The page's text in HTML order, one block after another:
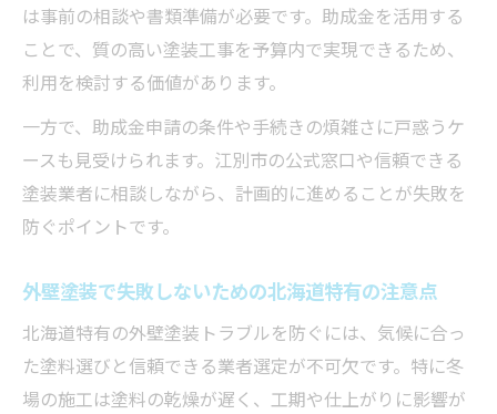
は事前の相談や書類準備が必要です。助成金を活用する
ことで、質の高い塗装工事を予算内で実現できるため、
利用を検討する価値があります。
一方で、助成金申請の条件や手続きの煩雑さに戸惑うケ
ースも見受けられます。江別市の公式窓口や信頼できる
塗装業者に相談しながら、計画的に進めることが失敗を
防ぐポイントです。
外壁塗装で失敗しないための北海道特有の注意点
北海道特有の外壁塗装トラブルを防ぐには、気候に合っ
た塗料選びと信頼できる業者選定が不可欠です。特に冬
場の施工は塗料の乾燥が遅く、工期や仕上がりに影響が